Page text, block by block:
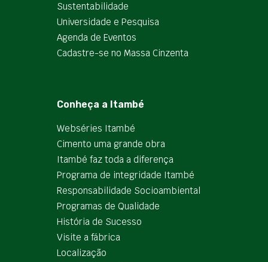
Sustentabilidade
Universidade e Pesquisa
Agenda de Eventos
Cadastre-se no Massa Cinzenta
Conheça a Itambé
Webséries Itambé
Cimento uma grande obra
Itambé faz toda a diferença
Programa de integridade Itambé
Responsabilidade Socioambiental
Programas de Qualidade
História de Sucesso
Visite a fábrica
Localização